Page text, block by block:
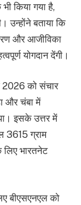
किया गया है,
उन्होंने बताया कि
और आजीविका
योगदान देंगी।
2026 को संचार
और चंबा में
इसके उत्तर में
3615 ग्राम
भारतनेट
बीएसएनएल को